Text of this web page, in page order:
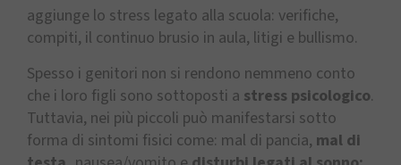
aggiunge lo stress legato alla scuola: verifiche,
compiti, il continuo brusio in aula, litigi e bullismo.
Spesso i genitori non si rendono nemmeno conto
che i loro figli sono sottoposti a stress psicologico.
Tuttavia, nei più piccoli può manifestarsi sotto
forma di sintomi fisici come: mal di pancia, mal di